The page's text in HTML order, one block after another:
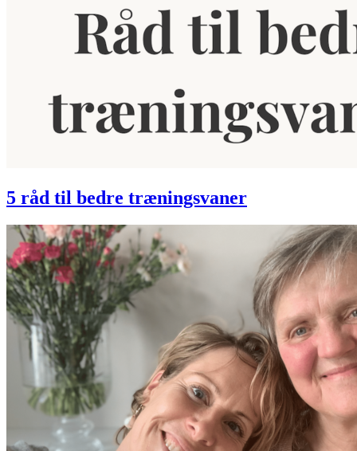
5 råd til bedre træningsvaner